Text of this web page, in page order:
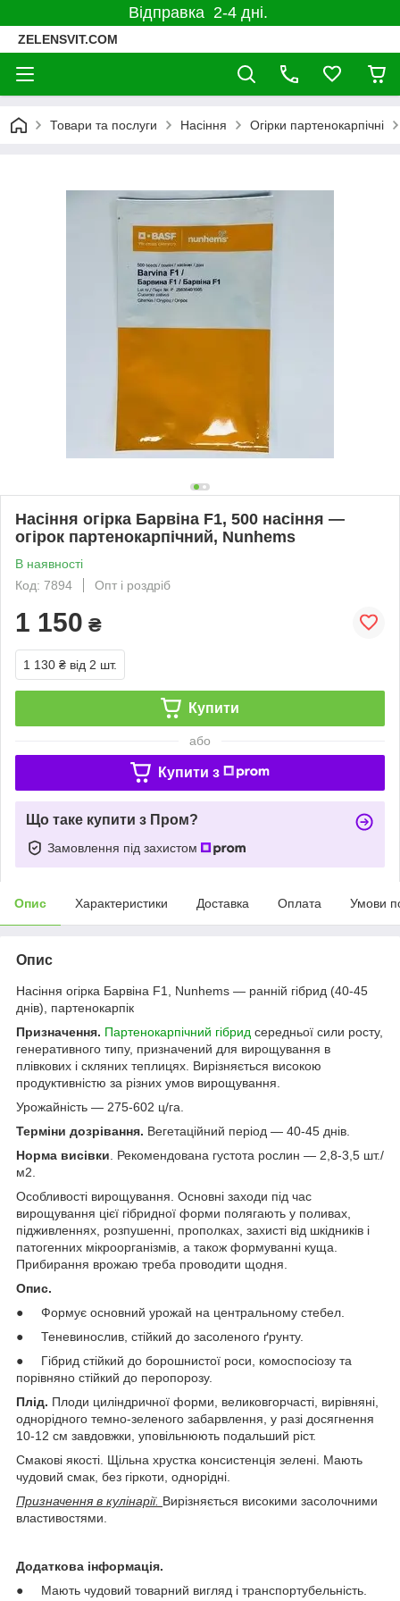
Відправка 2-4 дні.
ZELENSVIT.COM
Товари та послуги Насіння Огірки партенокарпічні
Насіння огірка Барвіна F1, 500 насіння —
огірок партенокарпічний, Nunhems
В наявності
Код: 7894
Опт і роздріб
1 150 ₴
1 130 ₴ від 2 шт.
Купити
або
Купити з
Що таке купити з Пром?
Замовлення під захистом
Опис Характеристики Доставка Оплата Умови
Опис
Насіння огірка Барвіна F1, Nunhems — ранній гібрид (40-45
днів), партенокарпік
Призначення. Партенокарпічний гібрид середньої сили росту,
генеративного типу, призначений для вирощування в
плівкових і скляних теплицях. Вирізняється високою
продуктивністю за різних умов вирощування.
Урожайність — 275-602 ц/га.
Терміни дозрівання. Вегетаційний період — 40-45 днів.
Норма висівки . Рекомендована густота рослин — 2,8-3,5 шт./
м2.
Особливості вирощування. Основні заходи під час
вирощування цієї гібридної форми полягають у поливах,
підживленнях, розпушенні, прополках, захисті від шкідників і
патогенних мікроорганізмів, а також формуванні куща.
Прибирання врожаю треба проводити щодня.
Опис.
● Формує основний урожай на центральному стебел.
● Теневинослив, стійкий до засоленого ґрунту.
● Гібрид стійкий до борошнистої роси, комоспосіозу та
порівняно стійкий до перопорозу.
Плід. Плоди циліндричної форми, великовгорчасті, вирівняні,
однорідного темно-зеленого забарвлення, у разі досягнення
10-12 см завдовжки, уповільнюють подальший ріст.
Смакові якості. Щільна хрустка консистенція зелені. Мають
чудовий смак, без гіркоти, однорідні.
Призначення в кулінарії. Вирізняється високими засолочними
властивостями.
Додаткова інформація.
● Мають чудовий товарний вигляд і транспортубельність.